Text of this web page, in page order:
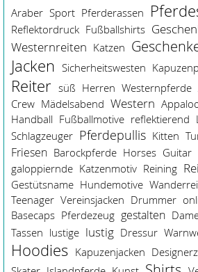
Araber Sport Pferderassen
Reflektordruck Fußballshirts
Westernreiten Katzen
Jacken Sicherheitswesten
Reiter süß Herren Westernpferde
Crew Mädelsabend Western
Handball Fußballmotive reflektierend
Schlagzeuger Pferdepullis Kitten
Friesen Barockpferde Horses Guitar
galoppiernde Katzenmotiv Reining
Gestütsname Hundemotive
Teenager Vereinsjacken Drummer
Basecaps Pferdezeug gestalten
Tassen lustige lustig Dressur
Hoodies Kapuzenjacken